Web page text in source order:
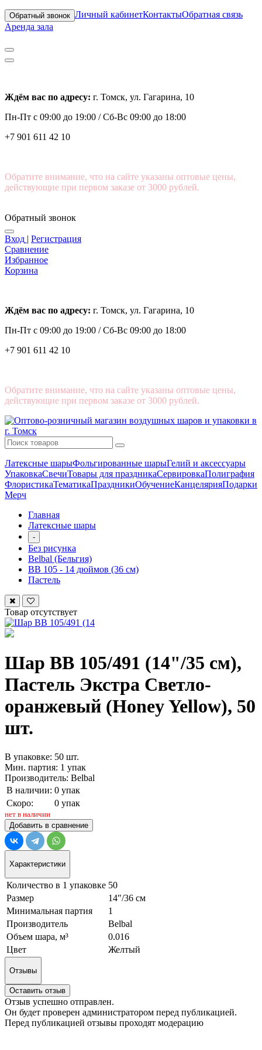
Обратный звонок Личный кабинетКонтактыОбратная связь
Аренда зала
Ждём вас по адресу: г. Томск, ул. Гагарина, 10
Пн-Пт с 09:00 до 19:00 /Сб-Вс 09:00 до 18:00
+7 901 611 42 10
Обратите внимание, что на сайте указаны оптовые цены,
действующие при первом заказе от 3000 рублей.
Обратный звонок
Вход | Регистрация
Сравнение
Избранное
Корзина
Ждём вас по адресу: г. Томск, ул. Гагарина, 10
Пн-Пт с 09:00 до 19:00 /Сб-Вс 09:00 до 18:00
+7 901 611 42 10
Обратите внимание, что на сайте указаны оптовые цены,
действующие при первом заказе от 3000 рублей.
Латексные шарыФольгированные шарыГелий и аксессуары
УпаковкаСвечиТовары для праздникаСервировкаПолиграфия
ФлористикаТематикаПраздникиОбучениеКанцелярияПодарки
Мерч
Главная
Латексные шары
-
Без рисунка
Belbal (Бельгия)
ВВ 105 - 14 дюймов (36 см)
Пастель
Товар отсутствует
Шар ВВ 105/491 (14"/35 см),
Пастель Экстра Светло-
оранжевый (Honey Yellow), 50
шт.
В упаковке: 50 шт.
Мин. партия: 1 упак
Производитель: Belbal
В наличии: 0 упак
Скоро:
0 упак
нет в наличии
Добавить в сравнение
Характеристики
Количество в 1 упаковке 50
Размер
14"/36 см
Минимальная партия
1
Производитель
Belbal
Объем шара, м³
0.016
Цвет
Желтый
Отзывы
Оставить отзыв
Отзыв успешно отправлен.
Он будет проверен администратором перед публикацией.
Перед публикацией отзывы проходят модерацию